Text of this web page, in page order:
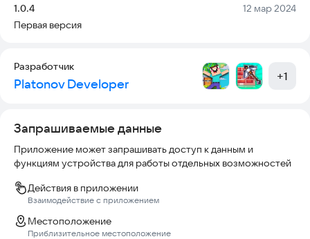
Версия:
1.0.4 Дата:
12 мар 2024
Первая версия
Разработчик
Platonov Developer +1
Запрашиваемые данные
Приложение может запрашивать доступ к данным и
функциям устройства для работы отдельных возможностей
Действия в приложении
Взаимодействие с приложением
Местоположение
Приблизительное местоположение